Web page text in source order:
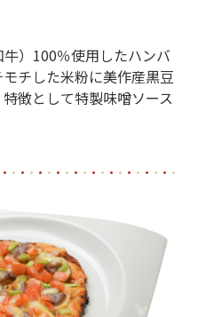
）100％使用したハンバ
チした米粉に美作産黒豆
徴として特製味噌ソース